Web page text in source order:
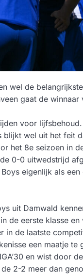
wel de
gaat de
voor
wel uit het feit
het 8e seizoen in
0-0 uitwedstrijd
eigenlijk als
uit Damwald
de eerste klasse
de laatste
een maatje
en wist door
2-2 meer dan